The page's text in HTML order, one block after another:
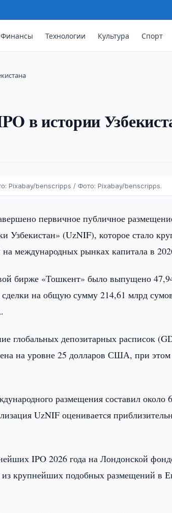
Финансы Технологии Культура Спорт
в истории
Pixabay/benscripps / Фото: Pixabay/benscripps.
первичное публичное
(UzNIF), которое стало
международных рынках капитала в
бирже «Тошкент» было выпущено
на общую сумму 214,61 млрд
глобальных депозитарных расписок
на уровне 25 долларов США, при этом
размещения составил около
UzNIF оценивается
IPO 2026 года на Лондонской
крупнейших подобных размещений в